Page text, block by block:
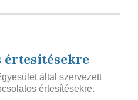
értesítésekre
által szervezett
értesítésekre.